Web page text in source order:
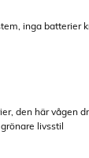
inga batterier
den här vågen
livsstil